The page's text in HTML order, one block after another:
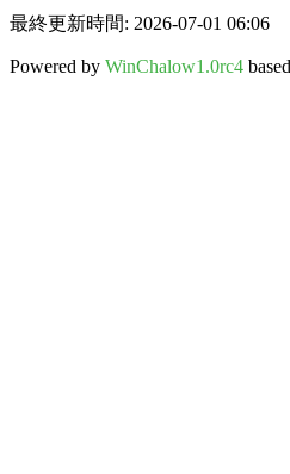
最終更新時間: 2026-07-01 06:06
Powered by WinChalow1.0rc4